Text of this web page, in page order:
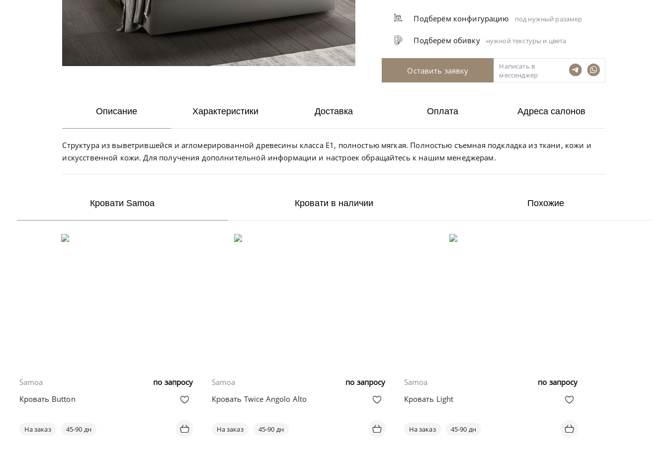
Подберём конфигурацию под нужный разамер
Подберём обивку нужной текстуры и цвета
Оставить заявку
Написать в
мессенджер
Описание
Структура из выветрившейся и агломерированной древесины класса E1, полностью мягкая. Полностью съемная подкладка из ткани, кожи и
искусственной кожи. Для получения дополнительной информации и настроек обращайтесь к нашим менеджерам.
Характеристики Доставка Оплата Адреса салонов
Кровати Samoa
по запросу
Samoa
Кровать Button
На заказ 45-90 дн
по запросу
Samoa
Кровать Twice Angolo Alto
На заказ 45-90 дн
по запросу
Samoa
Кровать Light
На заказ 45-90 дн
Кровати в наличии Похожие